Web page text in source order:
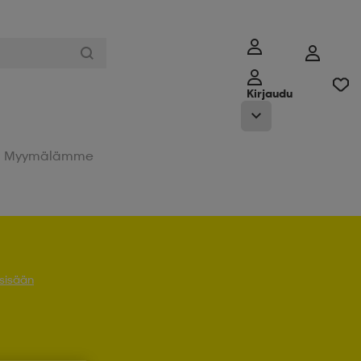
Kirjaudu
Myymälämme